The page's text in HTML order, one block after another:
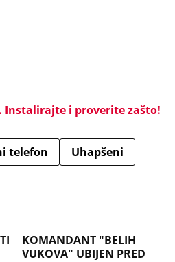
Instalirajte i proverite zašto!
telefon
Uhapšeni
KOMANDANT "BELIH
VUKOVA" UBIJEN PRED